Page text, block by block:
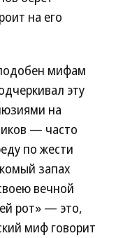
на его
мифам
эту
на
— часто
по жести
запах
вечной
рот» — это,
миф говорит